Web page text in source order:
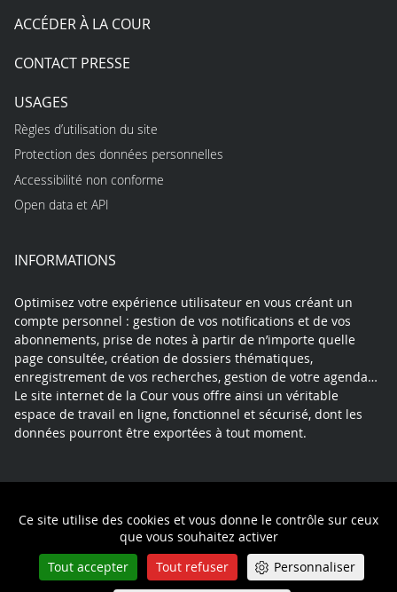
Ce site utilise des cookies et vous donne le contrôle sur ceux
que vous souhaitez activer
Tout accepter
Tout refuser Personnaliser
ACCÉDER À LA COUR
CONTACT PRESSE
USAGES
Règles d’utilisation du site
Protection des données personnelles
Accessibilité non conforme
Open data et API
INFORMATIONS
Optimisez votre expérience utilisateur en vous créant un
compte personnel : gestion de vos notifications et de vos
abonnements, prise de notes à partir de n’importe quelle
page consultée, création de dossiers thématiques,
enregistrement de vos recherches, gestion de votre agenda…
Le site internet de la Cour vous offre ainsi un véritable
espace de travail en ligne, fonctionnel et sécurisé, dont les
données pourront être exportées à tout moment.
Politique de confidentialité